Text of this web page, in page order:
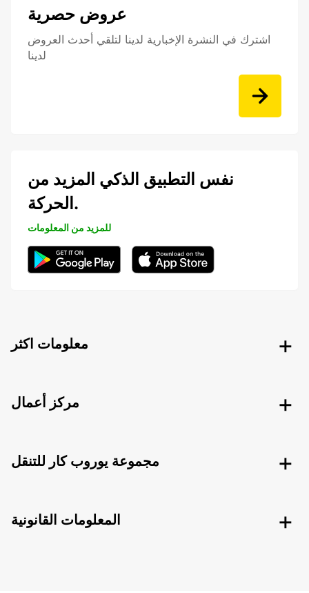
عروض حصرية
اشترك في النشرة الإخبارية لدينا لتلقي أحدث العروض
لدينا
نفس التطبيق الذكي المزيد من
الحركة.
للمزيد من المعلومات
معلومات اكثر
مركز أعمال
مجموعة يوروب كار للتنقل
المعلومات القانونية